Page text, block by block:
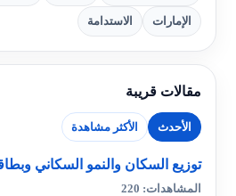
الإمارات الاستدامة
مقالات قريبة
الأحدث الأكثر مشاهدة
توزيع السكان والنمو السكاني وبطاقة
المشاهدات: 220